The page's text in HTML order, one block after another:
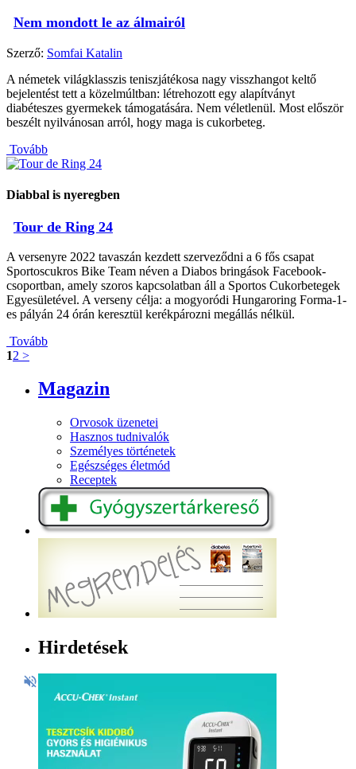
Nem mondott le az álmairól
Szerző: Somfai Katalin
A németek világklasszis teniszjátékosa nagy visszhangot keltő
bejelentést tett a közelmúltban: létrehozott egy alapítványt
diabéteszes gyermekek támogatására. Nem véletlenül. Most először
beszélt nyilvánosan arról, hogy maga is cukorbeteg.
Tovább
Diabbal is nyeregben
Tour de Ring 24
A versenyre 2022 tavaszán kezdett szerveződni a 6 fős csapat
Sportoscukros Bike Team néven a Diabos bringások Facebook-
csoportban, amely szoros kapcsolatban áll a Sportos Cukorbetegek
Egyesületével. A verseny célja: a mogyoródi Hungaroring Forma-1-
es pályán 24 órán keresztül kerékpározni megállás nélkül.
Tovább
12 >
Magazin
Orvosok üzenetei
Hasznos tudnivalók
Személyes történetek
Egészséges életmód
Receptek
Hirdetések